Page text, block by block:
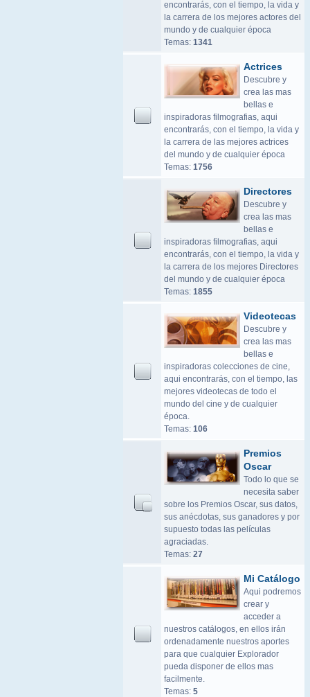
encontrarás, con el tiempo, la vida y
la carrera de los mejores actores del
mundo y de cualquier época
Temas: 1341
Actrices
Descubre y
crea las mas
bellas e
inspiradoras filmografias, aqui
encontrarás, con el tiempo, la vida y
la carrera de las mejores actrices
del mundo y de cualquier época
Temas: 1756
Directores
Descubre y
crea las mas
bellas e
inspiradoras filmografias, aqui
encontrarás, con el tiempo, la vida y
la carrera de los mejores Directores
del mundo y de cualquier época
Temas: 1855
Videotecas
Descubre y
crea las mas
bellas e
inspiradoras colecciones de cine,
aqui encontrarás, con el tiempo, las
mejores videotecas de todo el
mundo del cine y de cualquier
época.
Temas: 106
Premios
Oscar
Todo lo que se
necesita saber
sobre los Premios Oscar, sus datos,
sus anécdotas, sus ganadores y por
supuesto todas las películas
agraciadas.
Temas: 27
Mi Catálogo
Aqui podremos
crear y
acceder a
nuestros catálogos, en ellos irán
ordenadamente nuestros aportes
para que cualquier Explorador
pueda disponer de ellos mas
facilmente.
Temas: 5